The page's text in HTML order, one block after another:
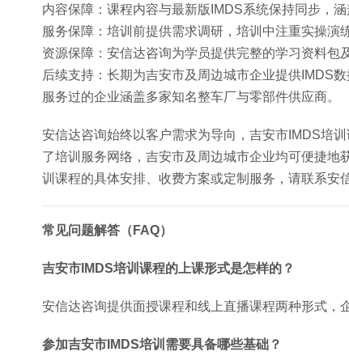
内容保障：课程内容与最新版IMDS系统保持同步，涵
服务保障：培训前提供需求调研，培训中注重实操演
资源保障：安信达咨询为学员提供完整的学习资料包
后续支持：长期为吉安市及周边城市企业提供IMDS
服务过的企业涵盖多家知名整车厂与零部件供应商。
安信达咨询始终以客户需求为导向，吉安市IMDS培
了培训服务网络，吉安市及周边城市企业均可便捷
训课程的具体安排、收费方案或定制服务，请联系安
常见问题解答（FAQ）
吉安市IMDS培训课程的上课形式是怎样的？
安信达咨询提供面授课程和线上直播课程两种形式，
参加吉安市IMDS培训需要具备哪些基础？